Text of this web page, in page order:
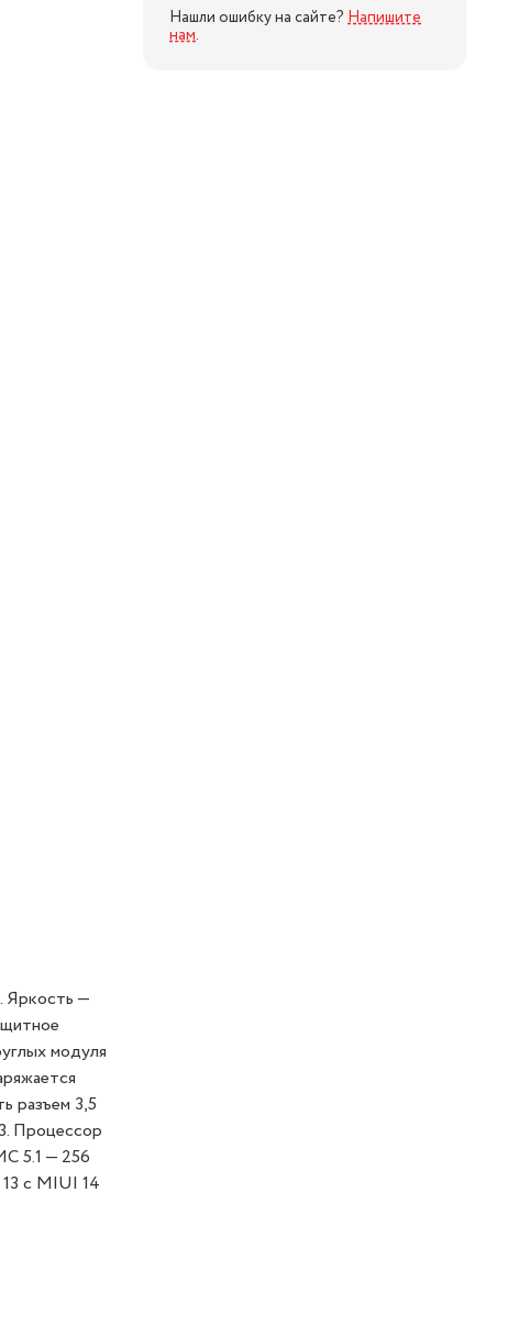
Нашли ошибку на сайте? Напишите
нам.
Яркость —
модуля
разъем 3,5
Процессор
5.1 — 256
с MIUI 14